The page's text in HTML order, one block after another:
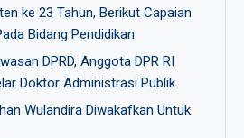
ke 23 Tahun, Berikut Capaian
Bidang Pendidikan
DPRD, Anggota DPR RI
Doktor Administrasi Publik
Wulandira Diwakafkan Untuk